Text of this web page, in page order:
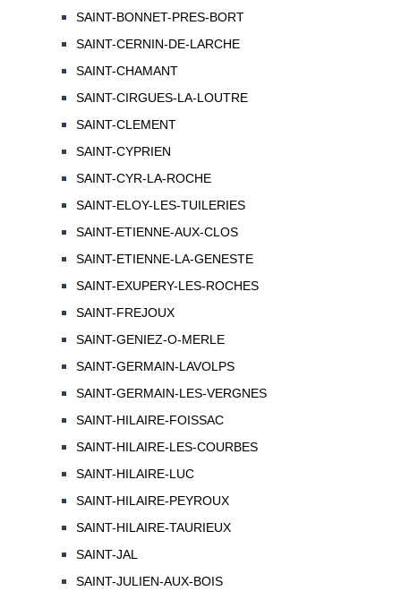
SAINT-BONNET-PRES-BORT
SAINT-CERNIN-DE-LARCHE
SAINT-CHAMANT
SAINT-CIRGUES-LA-LOUTRE
SAINT-CLEMENT
SAINT-CYPRIEN
SAINT-CYR-LA-ROCHE
SAINT-ELOY-LES-TUILERIES
SAINT-ETIENNE-AUX-CLOS
SAINT-ETIENNE-LA-GENESTE
SAINT-EXUPERY-LES-ROCHES
SAINT-FREJOUX
SAINT-GENIEZ-O-MERLE
SAINT-GERMAIN-LAVOLPS
SAINT-GERMAIN-LES-VERGNES
SAINT-HILAIRE-FOISSAC
SAINT-HILAIRE-LES-COURBES
SAINT-HILAIRE-LUC
SAINT-HILAIRE-PEYROUX
SAINT-HILAIRE-TAURIEUX
SAINT-JAL
SAINT-JULIEN-AUX-BOIS